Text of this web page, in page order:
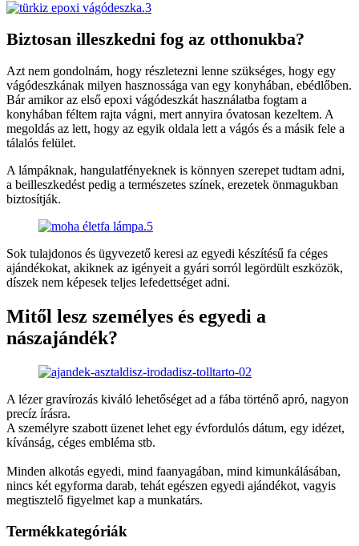
Biztosan illeszkedni fog az otthonukba?
Azt nem gondolnám, hogy részletezni lenne szükséges, hogy egy
vágódeszkának milyen hasznossága van egy konyhában, ebédlőben.
Bár amikor az első epoxi vágódeszkát használatba fogtam a
konyhában féltem rajta vágni, mert annyira óvatosan kezeltem. A
megoldás az lett, hogy az egyik oldala lett a vágós és a másik fele a
tálalós felület.
A lámpáknak, hangulatfényeknek is könnyen szerepet tudtam adni,
a beilleszkedést pedig a természetes színek, erezetek önmagukban
biztosítják.
Sok tulajdonos és ügyvezető keresi az egyedi készítésű fa céges
ajándékokat, akiknek az igényeit a gyári sorról legördült eszközök,
díszek nem képesek teljes lefedettséget adni.
Mitől lesz személyes és egyedi a
nászajándék?
A lézer gravírozás kiváló lehetőséget ad a fába történő apró, nagyon
precíz írásra.
A személyre szabott üzenet lehet egy évfordulós dátum, egy idézet,
kívánság, céges embléma stb.
Minden alkotás egyedi, mind faanyagában, mind kimunkálásában,
nincs két egyforma darab, tehát egészen egyedi ajándékot, vagyis
megtisztelő figyelmet kap a munkatárs.
Termékkategóriák